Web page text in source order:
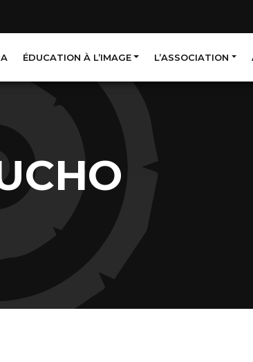
ÉDUCATION À L’IMAGE L’ASSOCIATION